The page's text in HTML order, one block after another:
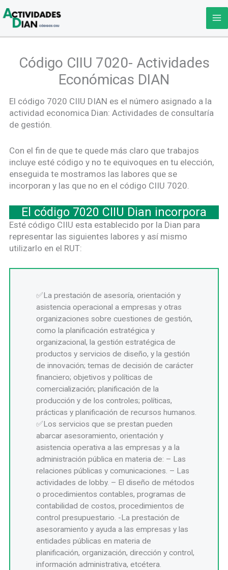
al
contenido
Código CIIU 7020- Actividades
Económicas DIAN
El código 7020 CIIU DIAN es el número asignado a la
actividad economica Dian: Actividades de consultaría
de gestión.
Con el fin de que te quede más claro que trabajos
incluye esté código y no te equivoques en tu elección,
enseguida te mostramos las labores que se
incorporan y las que no en el código CIIU 7020.
El código 7020 CIIU Dian incorpora
Esté código CIIU esta establecido por la Dian para
representar las siguientes labores y así mismo
utilizarlo en el RUT:
La prestación de asesoría, orientación y
asistencia operacional a empresas y otras
organizaciones sobre cuestiones de gestión,
como la planificación estratégica y
organizacional, la gestión estratégica de
productos y servicios de diseño, y la gestión
de innovación; temas de decisión de carácter
financiero; objetivos y políticas de
comercialización; planificación de la
producción y de los controles; políticas,
prácticas y planificación de recursos humanos.
Los servicios que se prestan pueden
abarcar asesoramiento, orientación y
asistencia operativa a las empresas y a la
administración pública en materia de: – Las
relaciones públicas y comunicaciones. – Las
actividades de lobby. – El diseño de métodos
o procedimientos contables, programas de
contabilidad de costos, procedimientos de
control presupuestario. -La prestación de
asesoramiento y ayuda a las empresas y las
entidades públicas en materia de
planificación, organización, dirección y control,
información administrativa, etcétera.